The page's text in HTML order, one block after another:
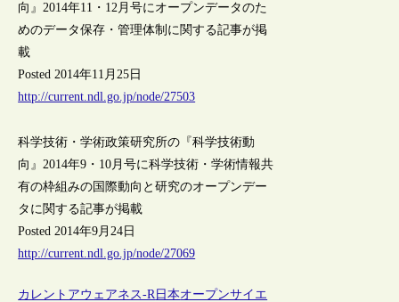
向』2014年11・12月号にオープンデータのた
めのデータ保存・管理体制に関する記事が掲
載
Posted 2014年11月25日
http://current.ndl.go.jp/node/27503
科学技術・学術政策研究所の『科学技術動
向』2014年9・10月号に科学技術・学術情報共
有の枠組みの国際動向と研究のオープンデー
タに関する記事が掲載
Posted 2014年9月24日
http://current.ndl.go.jp/node/27069
カレントアウェアネス-R 日本オープンサイエ